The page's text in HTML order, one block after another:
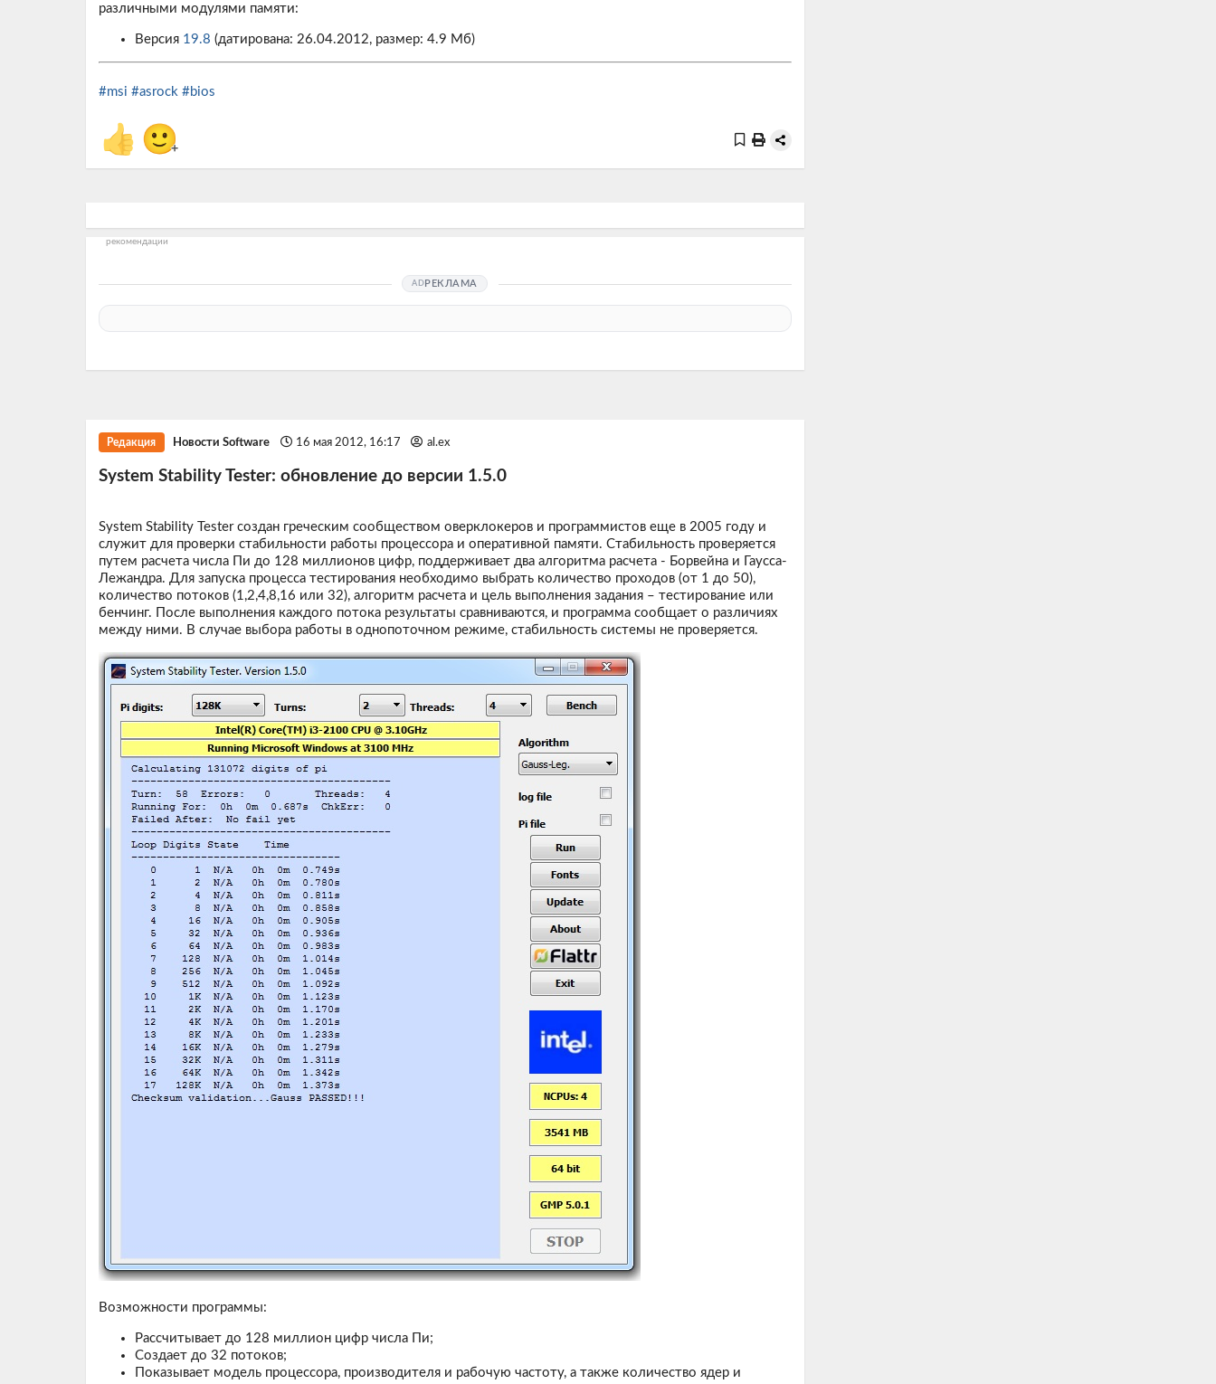
различными модулями памяти:
Версия 19.8 (датирована: 26.04.2012, размер: 4.9 Мб)
#msi #asrock #bios
👍 🙂
+
рекомендации
РЕКЛАМА
Редакция Новости Software 16 мая 2012, 16:17 al.ex
System Stability Tester: обновление до версии 1.5.0
System Stability Tester создан греческим сообществом оверклокеров и программистов еще в 2005 году и
служит для проверки стабильности работы процессора и оперативной памяти. Стабильность проверяется
путем расчета числа Пи до 128 миллионов цифр, поддерживает два алгоритма расчета - Борвейна и Гаусса-
Лежандра. Для запуска процесса тестирования необходимо выбрать количество проходов (от 1 до 50),
количество потоков (1,2,4,8,16 или 32), алгоритм расчета и цель выполнения задания – тестирование или
бенчинг. После выполнения каждого потока результаты сравниваются, и программа сообщает о различиях
между ними. В случае выбора работы в однопоточном режиме, стабильность системы не проверяется.
Возможности программы:
Рассчитывает до 128 миллион цифр числа Пи;
Создает до 32 потоков;
Показывает модель процессора, производителя и рабочую частоту, а также количество ядер и